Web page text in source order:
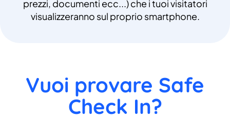
prezzi, documenti ecc...) che i tuoi visitatori
visualizzeranno sul proprio smartphone.
Vuoi provare Safe
Check In?